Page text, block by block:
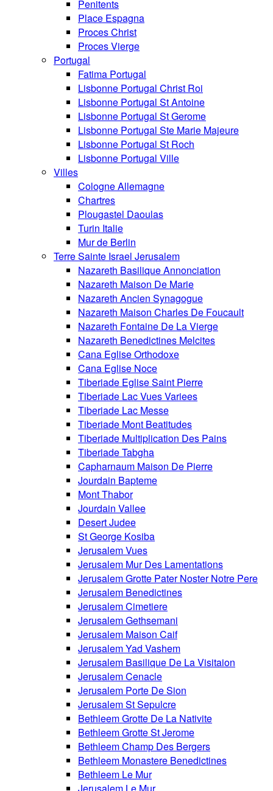
Penitents
Place Espagna
Proces Christ
Proces Vierge
Portugal
Fatima Portugal
Lisbonne Portugal Christ Roi
Lisbonne Portugal St Antoine
Lisbonne Portugal St Gerome
Lisbonne Portugal Ste Marie Majeure
Lisbonne Portugal St Roch
Lisbonne Portugal Ville
Villes
Cologne Allemagne
Chartres
Plougastel Daoulas
Turin Italie
Mur de Berlin
Terre Sainte Israel Jerusalem
Nazareth Basilique Annonciation
Nazareth Maison De Marie
Nazareth Ancien Synagogue
Nazareth Maison Charles De Foucault
Nazareth Fontaine De La Vierge
Nazareth Benedictines Melcites
Cana Eglise Orthodoxe
Cana Eglise Noce
Tiberiade Eglise Saint Pierre
Tiberiade Lac Vues Variees
Tiberiade Lac Messe
Tiberiade Mont Beatitudes
Tiberiade Multiplication Des Pains
Tiberiade Tabgha
Capharnaum Maison De Pierre
Jourdain Bapteme
Mont Thabor
Jourdain Vallee
Desert Judee
St George Kosiba
Jerusalem Vues
Jerusalem Mur Des Lamentations
Jerusalem Grotte Pater Noster Notre Pere
Jerusalem Benedictines
Jerusalem Cimetiere
Jerusalem Gethsemani
Jerusalem Maison Caif
Jerusalem Yad Vashem
Jerusalem Basilique De La Visitaion
Jerusalem Cenacle
Jerusalem Porte De Sion
Jerusalem St Sepulcre
Bethleem Grotte De La Nativite
Bethleem Grotte St Jerome
Bethleem Champ Des Bergers
Bethleem Monastere Benedictines
Bethleem Le Mur